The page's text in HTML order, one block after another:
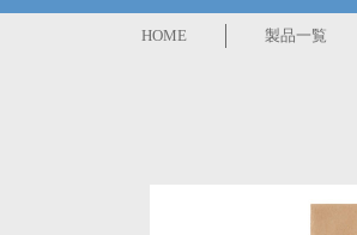
HOME 製品一覧